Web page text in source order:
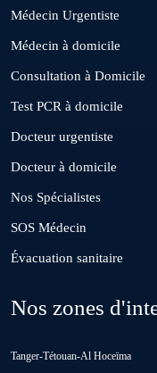
El Borouj
El Gara
Guisser
Hattane
Khouribga
Loulad
Médecin Urgentiste
Médecin à domicile
Consultation à Domicile
Test PCR à domicile
Docteur urgentiste
Docteur à domicile
Nos Spécialistes
SOS Médecin
Évacuation sanitaire
Nos zones
Tanger-Tétouan-Al Hoceïma